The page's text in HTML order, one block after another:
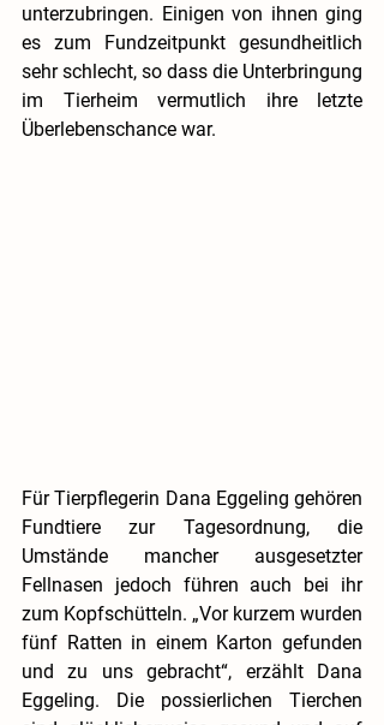
unterzubringen. Einigen von ihnen ging
es zum Fundzeitpunkt gesundheitlich
sehr schlecht, so dass die Unterbringung
im Tierheim vermutlich ihre letzte
Überlebenschance war.
Für Tierpflegerin Dana Eggeling gehören
Fundtiere zur Tagesordnung, die
Umstände mancher ausgesetzter
Fellnasen jedoch führen auch bei ihr
zum Kopfschütteln. „Vor kurzem wurden
fünf Ratten in einem Karton gefunden
und zu uns gebracht“, erzählt Dana
Eggeling. Die possierlichen Tierchen